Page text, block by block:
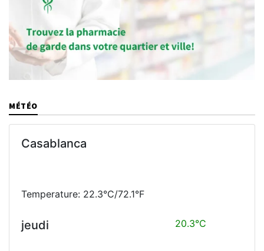
MÉTÉO
Casablanca
Temperature: 22.3°C/72.1°F
jeudi 20.3°C